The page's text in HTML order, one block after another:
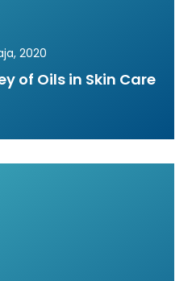
2020
of Oils in Skin Care